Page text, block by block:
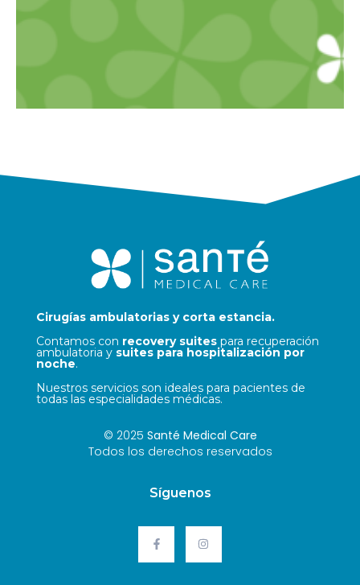
Cirugías ambulatorias y corta estancia.
Contamos con recovery suites para recuperación
ambulatoria y suites para hospitalización por
noche.
Nuestros servicios son ideales para pacientes de
todas las especialidades médicas.
© 2025 Santé Medical Care
Todos los derechos reservados
Síguenos